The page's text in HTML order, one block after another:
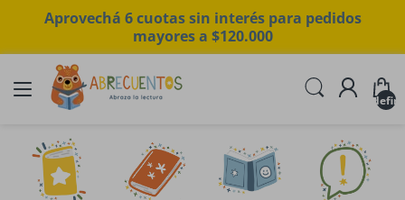
Aprovechá 6 cuotas sin interés para pedidos
mayores a $120.000